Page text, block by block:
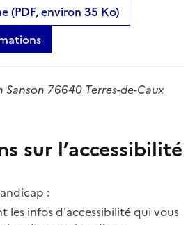
(PDF, environ 35 Ko)
Sanson 76640 Terres-de-Caux
sur l’accessibilité
:
les infos d'accessibilité qui vous